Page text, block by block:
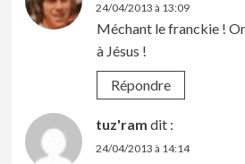
24/04/2013 à 13:09
Méchant le franckie !
à Jésus !
Répondre
tuz'ram dit :
24/04/2013 à 14:14